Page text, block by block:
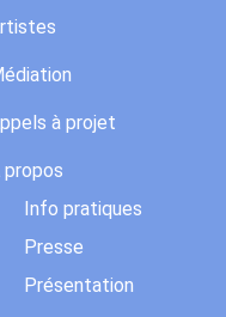
à projet
propos
Info pratiques
Presse
Présentation